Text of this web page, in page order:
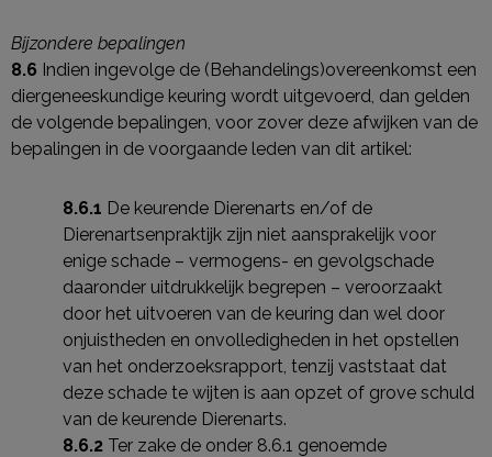
Bijzondere bepalingen
8.6 Indien ingevolge de (Behandelings)overeenkomst een
diergeneeskundige keuring wordt uitgevoerd, dan gelden
de volgende bepalingen, voor zover deze afwijken van de
bepalingen in de voorgaande leden van dit artikel:
8.6.1 De keurende Dierenarts en/of de
Dierenartsenpraktijk zijn niet aansprakelijk voor
enige schade – vermogens- en gevolgschade
daaronder uitdrukkelijk begrepen – veroorzaakt
door het uitvoeren van de keuring dan wel door
onjuistheden en onvolledigheden in het opstellen
van het onderzoeksrapport, tenzij vaststaat dat
deze schade te wijten is aan opzet of grove schuld
van de keurende Dierenarts.
8.6.2 Ter zake de onder 8.6.1 genoemde